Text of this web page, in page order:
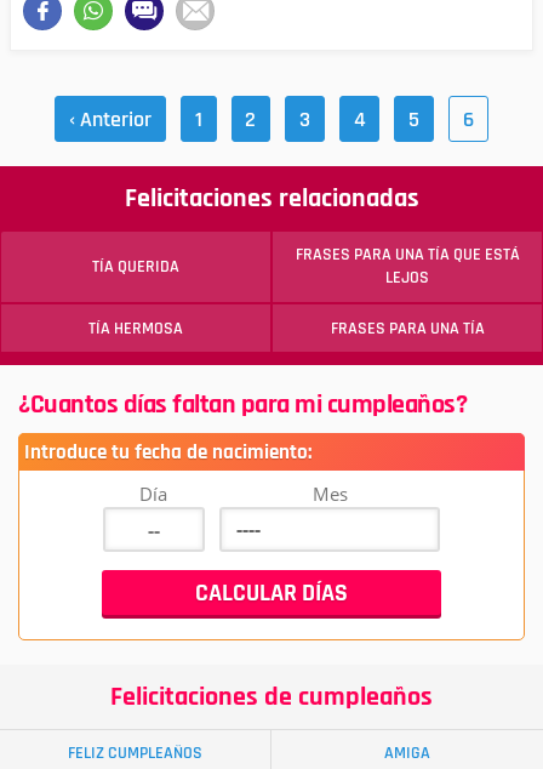
‹ Anterior 1 2 3 4 5 6
Felicitaciones relacionadas
TÍA QUERIDA
FRASES PARA UNA TÍA QUE ESTÁ
LEJOS
TÍA HERMOSA FRASES PARA UNA TÍA
¿Cuantos días faltan para mi cumpleaños?
Introduce tu fecha de nacimiento:
Día Mes
Felicitaciones de cumpleaños
FELIZ CUMPLEAÑOS AMIGA